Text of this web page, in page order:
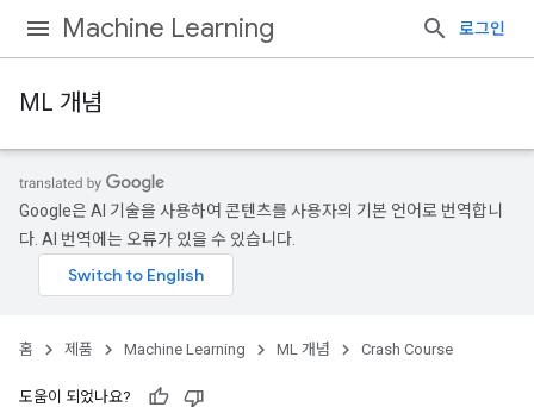
Machine Learning 로그인
ML 개념
Google은 AI 기술을 사용하여 콘텐츠를 사용자의 기본 언어로 번역합니
다. AI 번역에는 오류가 있을 수 있습니다.
홈 제품 Machine Learning ML 개념 Crash Course
도움이 되었나요?